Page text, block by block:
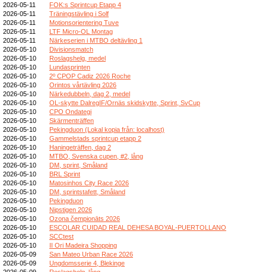
2026-05-11
FOK:s Sprintcup Etapp 4
2026-05-11
Träningstävling i Solf
2026-05-11
Motionsorientering Tuve
2026-05-11
LTF Micro-OL Montag
2026-05-11
Närkeserien i MTBO deltävling 1
2026-05-10
Divisionsmatch
2026-05-10
Roslagshelg, medel
2026-05-10
Lundasprinten
2026-05-10
2º CPOP Cadiz 2026 Roche
2026-05-10
Orintos vårtävling 2026
2026-05-10
Närkedubbeln, dag 2, medel
2026-05-10
OL-skytte DalregIF/Ornäs skidskytte, Sprint, SvCup
2026-05-10
CPO Ondategi
2026-05-10
Skärmenträffen
2026-05-10
Pekingduon (Lokal kopia från: localhost)
2026-05-10
Gammelstads sprintcup etapp 2
2026-05-10
Haningeträffen, dag 2
2026-05-10
MTBO, Svenska cupen, #2, lång
2026-05-10
DM, sprint, Småland
2026-05-10
BRL Sprint
2026-05-10
Matosinhos City Race 2026
2026-05-10
DM, sprintstafett, Småland
2026-05-10
Pekingduon
2026-05-10
Nipstigen 2026
2026-05-10
Ozona čempionāts 2026
2026-05-10
ESCOLAR CUIDAD REAL DEHESA BOYAL-PUERTOLLANO
2026-05-10
SCCtest
2026-05-10
II Ori Madeira Shopping
2026-05-09
San Mateo Urban Race 2026
2026-05-09
Ungdomsserie 4, Blekinge